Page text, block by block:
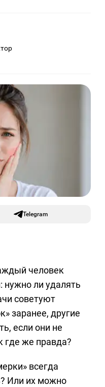
Telegram
человек
нужно ли удалять
советуют
заранее, другие
если они не
где же правда?
всегда
Или их можно